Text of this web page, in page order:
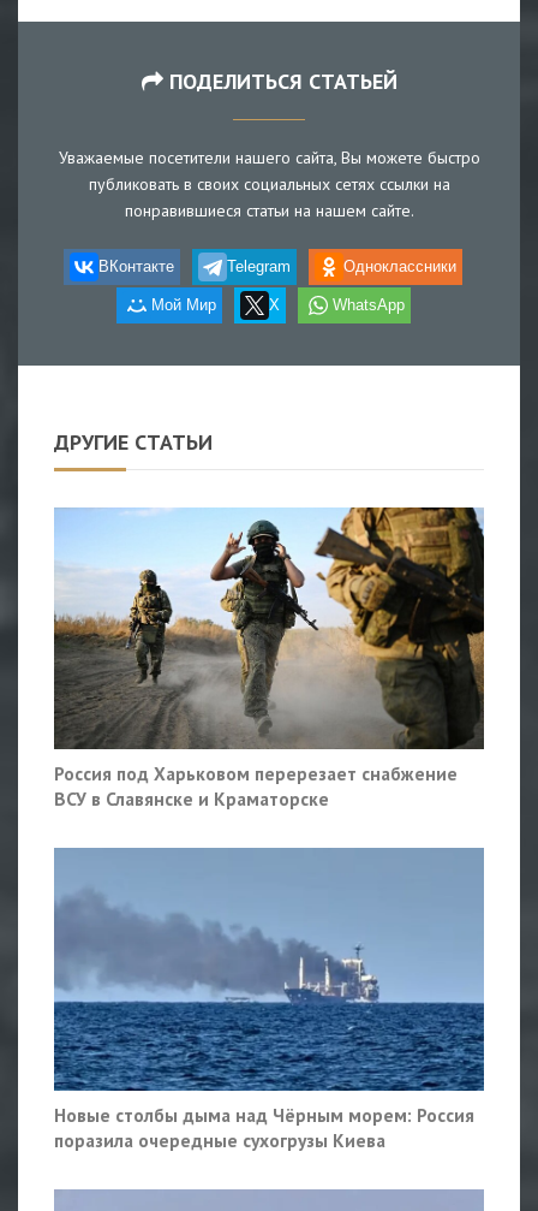
ПОДЕЛИТЬСЯ СТАТЬЕЙ
Уважаемые посетители нашего сайта, Вы можете быстро
публиковать в своих социальных сетях ссылки на
понравившиеся статьи на нашем сайте.
ВКонтакте Telegram Одноклассники
Мой Мир X WhatsApp
ДРУГИЕ СТАТЬИ
Россия под Харьковом перерезает снабжение
ВСУ в Славянске и Краматорске
Новые столбы дыма над Чёрным морем: Россия
поразила очередные сухогрузы Киева